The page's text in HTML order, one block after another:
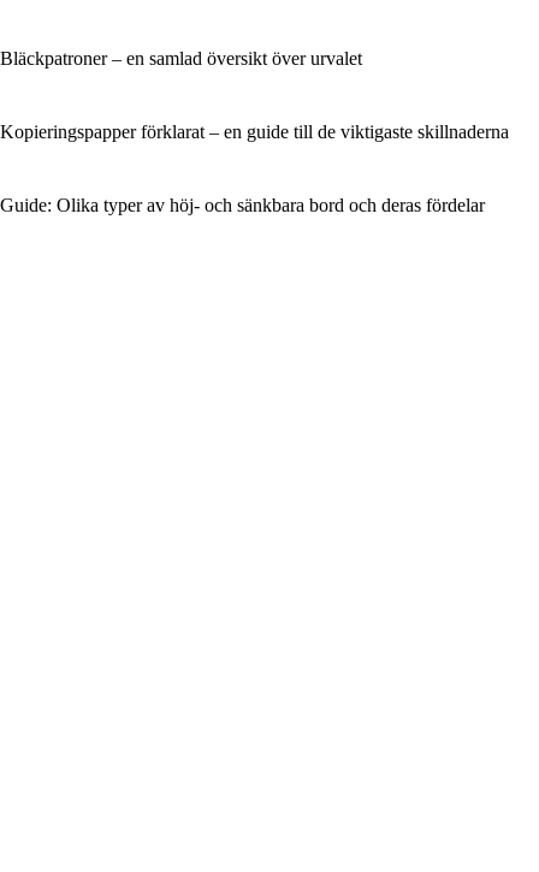
Bläckpatroner – en samlad översikt över urvalet
Kopieringspapper förklarat – en guide till de viktigaste skillnaderna
Guide: Olika typer av höj- och sänkbara bord och deras fördelar